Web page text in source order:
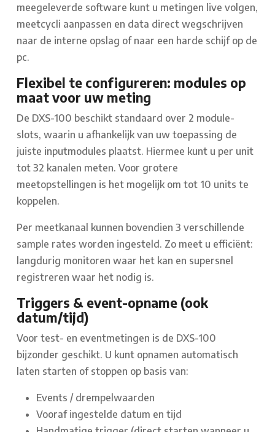
meegeleverde software kunt u metingen live volgen,
meetcycli aanpassen en data direct wegschrijven
naar de interne opslag of naar een harde schijf op de
pc.
Flexibel te configureren: modules op
maat voor uw meting
De DXS-100 beschikt standaard over 2 module-
slots, waarin u afhankelijk van uw toepassing de
juiste inputmodules plaatst. Hiermee kunt u per unit
tot 32 kanalen meten. Voor grotere
meetopstellingen is het mogelijk om tot 10 units te
koppelen.
Per meetkanaal kunnen bovendien 3 verschillende
sample rates worden ingesteld. Zo meet u efficiënt:
langdurig monitoren waar het kan en supersnel
registreren waar het nodig is.
Triggers & event-opname (ook
datum/tijd)
Voor test- en eventmetingen is de DXS-100
bijzonder geschikt. U kunt opnamen automatisch
laten starten of stoppen op basis van:
Events / drempelwaarden
Vooraf ingestelde datum en tijd